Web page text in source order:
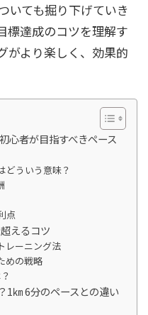
いても掘り下げていき
標達成のコツを理解す
がより楽しく、効果的
心者が目指すべきペース
どういう意味？
点
えるコツ
レーニング法
めの戦略
1㎞ 6分のペースとの違い